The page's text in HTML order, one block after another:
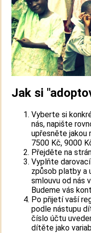
Jak si
Vyberte si
nás, napište
upřesněte
7500 Kč, 9000
Přejděte na
Vyplňte
způsob platby a
smlouvu od nás
Budeme vás
Po přijetí vaší
podle nástupu
číslo účtu
dítěte jako